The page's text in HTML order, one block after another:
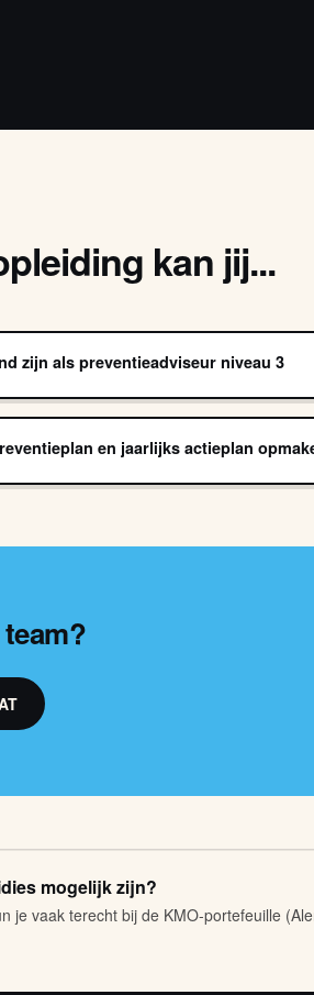
kan jij...
zijn als preventieadviseur niveau 3
en jaarlijks actieplan
mogelijk zijn?
je vaak terecht bij de KMO-portefeuille